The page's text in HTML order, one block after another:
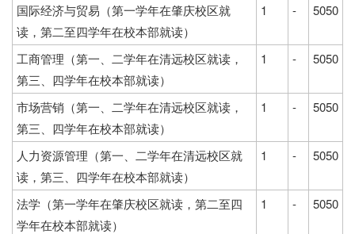
国际经济与贸易（第一学年在肇庆校区就
读，第二至四学年在校本部就读）
1 - 5050
工商管理（第一、二学年在清远校区就读，
第三、四学年在校本部就读）
1 - 5050
市场营销（第一、二学年在清远校区就读，
第三、四学年在校本部就读）
1 - 5050
人力资源管理（第一、二学年在清远校区就
读，第三、四学年在校本部就读）
1 - 5050
法学（第一学年在肇庆校区就读，第二至四
学年在校本部就读）
1 - 5050